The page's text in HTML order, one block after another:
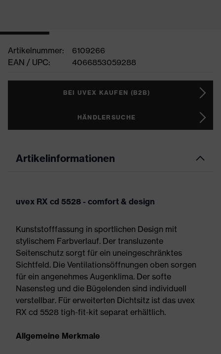
Artikelnummer:
6109266
EAN / UPC:
4066853059288
BEI UVEX KAUFEN (B2B)
HÄNDLERSUCHE
Artikelinformationen
uvex RX cd 5528 - comfort & design
Kunststofffassung in sportlichen Design mit
stylischem Farbverlauf. Der transluzente
Seitenschutz sorgt für ein uneingeschränktes
Sichtfeld. Die Ventilationsöffnungen oben sorgen
für ein angenehmes Augenklima. Der softe
Nasensteg und die Bügelenden sind individuell
verstellbar. Für erweiterten Dichtsitz ist das uvex
RX cd 5528 tigh-fit-kit separat erhältlich.
Allgemeine Merkmale